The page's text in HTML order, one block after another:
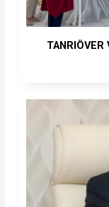
TANRIÖVER